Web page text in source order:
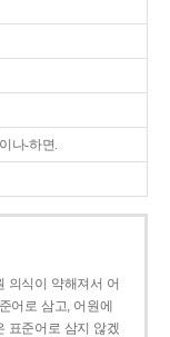
나-하면.
의식이 약해져서 어
어로 삼고, 어원에
표준어로 삼지 않겠